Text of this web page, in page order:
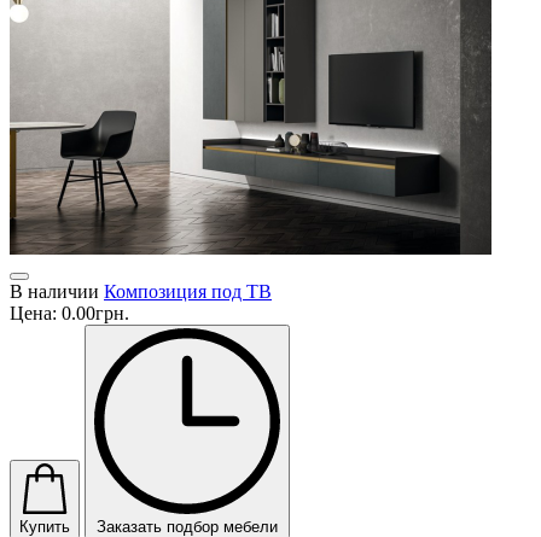
В наличии Композиция под ТВ
Цена: 0.00грн.
Купить Заказать подбор мебели